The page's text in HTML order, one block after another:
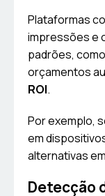
Plataformas
impressões e
padrões,
orçamentos
ROI.
Por exemplo,
em
alternativas
Detecção